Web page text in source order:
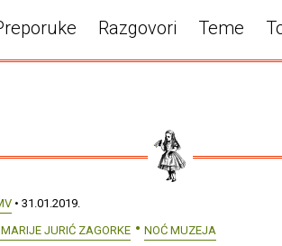
Razgovori Teme
• 31.01.2019.
JURIĆ ZAGORKE
NOĆ MUZEJA